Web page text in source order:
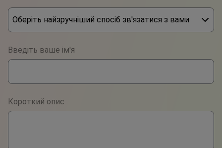
Оберіть найзручніший спосіб зв'язатися з вами
WhatsApp
Viber
Telegram
Введіть ваше ім'я
Короткий опис